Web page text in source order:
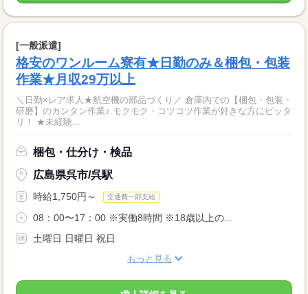
[一般派遣]
格安のワンルーム寮有★日勤のみ＆梱包・包装
作業★月収29万以上
＼日勤×レア求人★航空機の部品づくり／ 倉庫内での【梱包・包装・
研磨】のカンタン作業♪ モクモク・コツコツ作業が好きな方にピッタ
リ！ ★未経験...
梱包・仕分け・検品
広島県呉市/呉駅
時給1,750円～ 交通費一部支給
08：00〜17：00 ※実働8時間 ※18歳以上の...
土曜日 日曜日 祝日
もっと見る